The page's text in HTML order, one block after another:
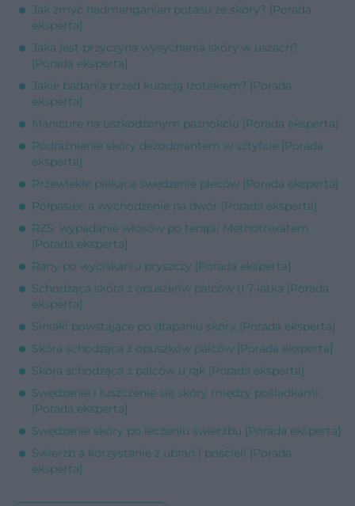
Jak zmyć nadmanganian potasu ze skóry? [Porada
eksperta]
Jaka jest przyczyna wysychania skóry w uszach?
[Porada eksperta]
Jakie badania przed kuracją Izotekiem? [Porada
eksperta]
Manicure na uszkodzonym paznokciu [Porada eksperta]
Podrażnienie skóry dezodorantem w sztyfcie [Porada
eksperta]
Przewlekłe piekące swędzenie pleców [Porada eksperta]
Półpasiec a wychodzenie na dwór [Porada eksperta]
RZS: wypadanie włosów po terapii Methotrexatem
[Porada eksperta]
Rany po wyciskaniu pryszczy [Porada eksperta]
Schodząca skóra z opuszków palców u 7-latka [Porada
eksperta]
Siniaki powstające po drapaniu skóry [Porada eksperta]
Skóra schodząca z opuszków palców [Porada eksperta]
Skóra schodząca z palców u rąk [Porada eksperta]
Swędzenie i łuszczenie się skóry między pośladkami
[Porada eksperta]
Swędzenie skóry po leczeniu świerzbu [Porada eksperta]
Świerzb a korzystanie z ubrań i pościeli [Porada
eksperta]